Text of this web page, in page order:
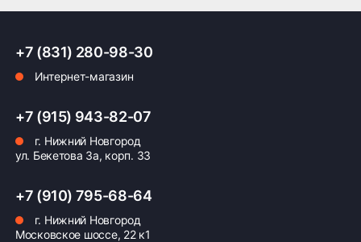
Оплата заказа
Возможна картой, наличными при получении,
формирование счёта для Юр.Лица
+7 (831) 280-98-30
Интернет-магазин
+7 (915) 943-82-07
г. Нижний Новгород
ул. Бекетова 3а, корп. 33
+7 (910) 795-68-64
г. Нижний Новгород
Московское шоссе, 22 к1